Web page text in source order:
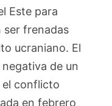
Este para
ser frenadas
ucraniano. El
de un
el conflicto
en febrero